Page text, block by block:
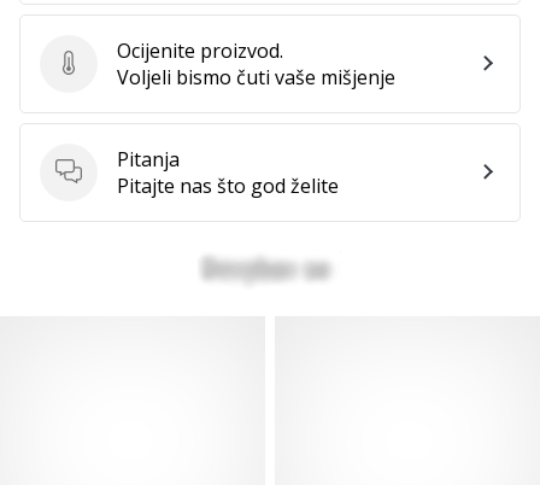
Ocijenite proizvod.
Ocijenite proizvod.
Voljeli bismo čuti vaše mišjenje
Pitanja
Pitanja
Pitajte nas što god želite